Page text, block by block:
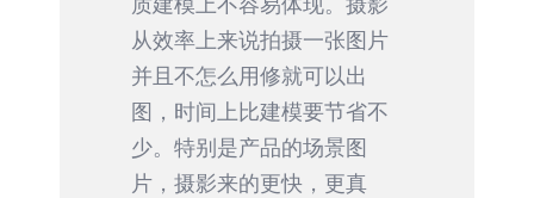
从效率上来说拍摄一张图片
并且不怎么用修就可以出
图，时间上比建模要节省不
少。特别是产品的场景图
片，摄影来的更快，更真